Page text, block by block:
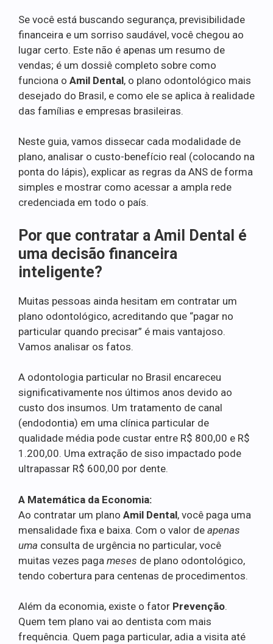
Se você está buscando segurança, previsibilidade
financeira e um sorriso saudável, você chegou ao
lugar certo. Este não é apenas um resumo de
vendas; é um dossiê completo sobre como
funciona o Amil Dental, o plano odontológico mais
desejado do Brasil, e como ele se aplica à realidade
das famílias e empresas brasileiras.
Neste guia, vamos dissecar cada modalidade de
plano, analisar o custo-benefício real (colocando na
ponta do lápis), explicar as regras da ANS de forma
simples e mostrar como acessar a ampla rede
credenciada em todo o país.
Por que contratar a Amil Dental é
uma decisão financeira
inteligente?
Muitas pessoas ainda hesitam em contratar um
plano odontológico, acreditando que “pagar no
particular quando precisar” é mais vantajoso.
Vamos analisar os fatos.
A odontologia particular no Brasil encareceu
significativamente nos últimos anos devido ao
custo dos insumos. Um tratamento de canal
(endodontia) em uma clínica particular de
qualidade média pode custar entre R$ 800,00 e R$
1.200,00. Uma extração de siso impactado pode
ultrapassar R$ 600,00 por dente.
A Matemática da Economia:
Ao contratar um plano Amil Dental, você paga uma
mensalidade fixa e baixa. Com o valor de apenas
uma consulta de urgência no particular, você
muitas vezes paga meses de plano odontológico,
tendo cobertura para centenas de procedimentos.
Além da economia, existe o fator Prevenção.
Quem tem plano vai ao dentista com mais
frequência. Quem paga particular, adia a visita até